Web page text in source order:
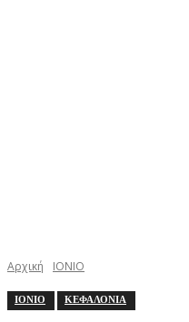
Αρχική ΙΟΝΙΟ
ΙΟΝΙΟ ΚΕΦΑΛΟΝΙΑ